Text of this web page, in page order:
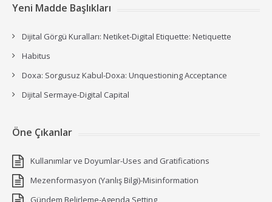
Yeni Madde Başlıkları
Dijital Görgü Kuralları: Netiket-Digital Etiquette: Netiquette
Habitus
Doxa: Sorgusuz Kabul-Doxa: Unquestioning Acceptance
Dijital Sermaye-Digital Capital
Öne Çıkanlar
Kullanımlar ve Doyumlar-Uses and Gratifications
Mezenformasyon (Yanlış Bilgi)-Misinformation
Gündem Belirleme-Agenda Setting